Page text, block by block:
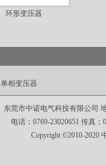
环形变压器
单相变压器
东莞市中诺电气科技有限公司
电话：0769-23020651 传真：
Copyright ©2010-2020